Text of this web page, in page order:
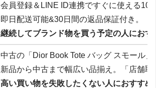
会員登録＆LINE ID連携ですぐに使える
即日配送可能&30日間の返品保証付き。
継続してブランド物を買う予定の人におす
中古の「Dior Book Tote バッグ スモール
新品から中古まで幅広い品揃え。「店舗
高い買い物を失敗したくない人におすすめ